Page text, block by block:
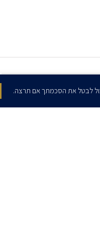
לבטל את הסכמתך אם תרצה.